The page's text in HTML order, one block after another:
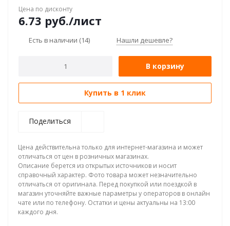
Цена по дисконту
6.73 руб./лист
Есть в наличии (14) Нашли дешевле?
В корзину
Купить в 1 клик
Поделиться
Цена действительна только для интернет-магазина и может
отличаться от цен в розничных магазинах.
Описание берется из открытых источников и носит
справочный характер. Фото товара может незначительно
отличаться от оригинала. Перед покупкой или поездкой в
магазин уточняйте важные параметры у операторов в онлайн
чате или по телефону. Остатки и цены актуальны на 13:00
каждого дня.